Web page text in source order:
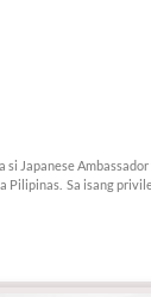
Japanese
Pilipinas. Sa isang